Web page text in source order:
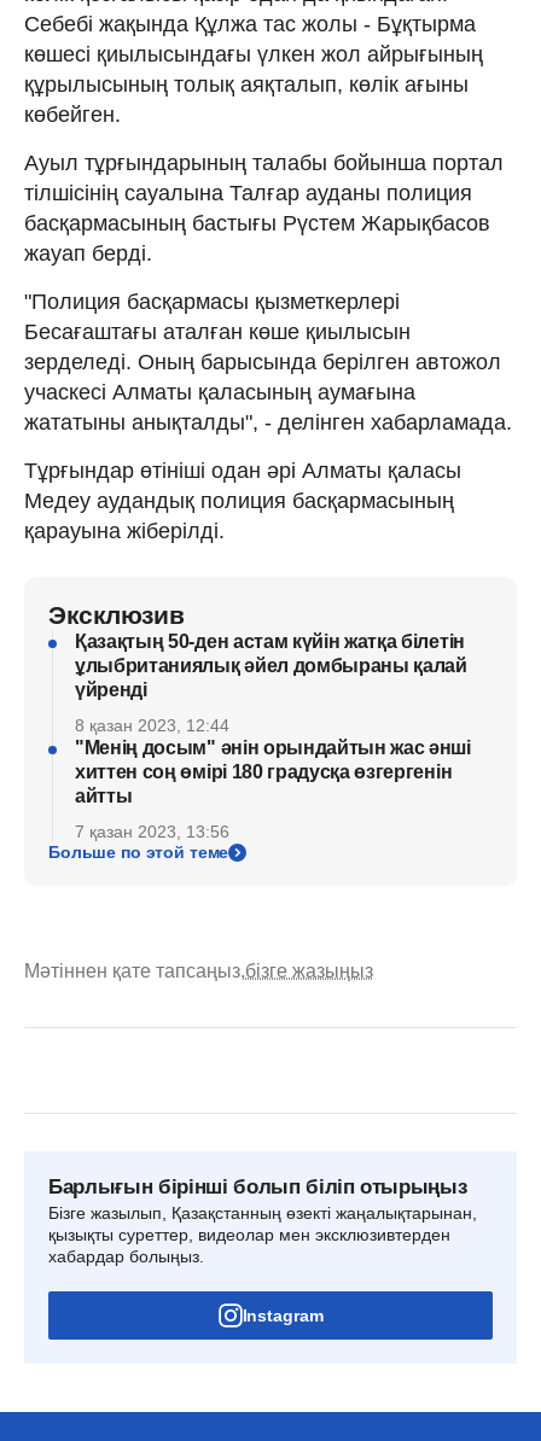
Себебі жақында Құлжа тас жолы - Бұқтырма
көшесі қиылысындағы үлкен жол айрығының
құрылысының толық аяқталып, көлік ағыны
көбейген.
Ауыл тұрғындарының талабы бойынша портал
тілшісінің сауалына Талғар ауданы полиция
басқармасының бастығы Рүстем Жарықбасов
жауап берді.
"Полиция басқармасы қызметкерлері
Бесағаштағы аталған көше қиылысын
зерделеді. Оның барысында берілген автожол
учаскесі Алматы қаласының аумағына
жататыны анықталды", - делінген хабарламада.
Тұрғындар өтініші одан әрі Алматы қаласы
Медеу аудандық полиция басқармасының
қарауына жіберілді.
Эксклюзив
Қазақтың 50-ден астам күйін жатқа білетін
ұлыбританиялық әйел домбыраны қалай
үйренді
8 қазан 2023, 12:44
"Менің досым" әнін орындайтын жас әнші
хиттен соң өмірі 180 градусқа өзгергенін
айтты
7 қазан 2023, 13:56
Больше по этой теме
Мәтіннен қате тапсаңыз,бізге жазыңыз
Барлығын бірінші болып біліп отырыңыз
Бізге жазылып, Қазақстанның өзекті жаңалықтарынан,
қызықты суреттер, видеолар мен эксклюзивтерден
хабардар болыңыз.
Instagram